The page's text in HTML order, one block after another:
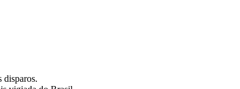
disparos.